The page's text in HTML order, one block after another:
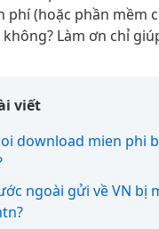
phí (hoặc phần mềm
Làm ơn chỉ
viết
download mien phi
ngoài gửi về VN bị